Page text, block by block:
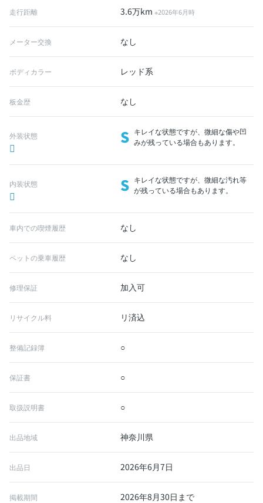
走行距離 3.6万km※2026年6月時
メーター交換 なし
ボディカラー レッド系
板金歴 なし
外装状態 S キレイな状態ですが、微細な傷や凹
みが残っている場合もあります。
内装状態 S キレイな状態ですが、微細な汚れ等
が残っている場合もあります。
車内での喫煙履歴 なし
ペットの乗車履歴 なし
修理保証 加入可
リサイクル料 リ済込
整備記録簿 ○
保証書 ○
取扱説明書 ○
出品地域 神奈川県
出品日 2026年6月7日
掲載期間 2026年8月30日まで